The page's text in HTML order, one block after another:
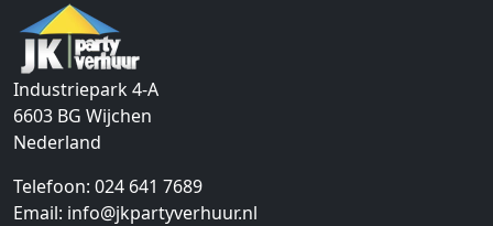
Industriepark 4-A
6603 BG Wijchen
Nederland
Telefoon: 024 641 7689
Email: info@jkpartyverhuur.nl